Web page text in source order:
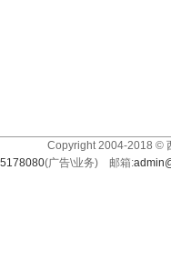
Copyright 2004-2018 ©
(广告\业务) 邮箱: